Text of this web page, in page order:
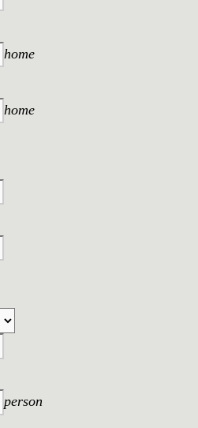
home
home
person